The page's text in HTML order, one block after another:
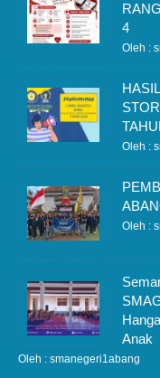
4
Oleh :
Oleh :
Oleh :
Anak
Oleh : smanegeri1abang